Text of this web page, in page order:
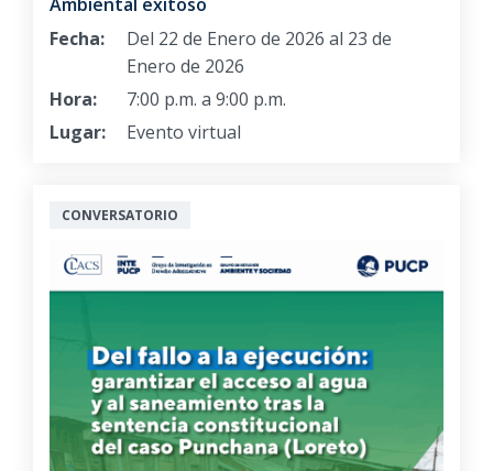
Fecha:
Del 22 de Enero de 2026 al 23 de
Enero de 2026
Hora:
7:00 p.m. a 9:00 p.m.
Lugar:
Evento virtual
CONVERSATORIO